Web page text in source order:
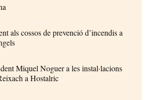
als cossos de prevenció d’incendis a
Miquel Noguer a les instal·lacions
a Hostalric